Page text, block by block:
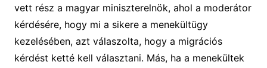
vett rész a magyar miniszterelnök, ahol a moderátor
kérdésére, hogy mi a sikere a menekültügy
kezelésében, azt válaszolta, hogy a migrációs
kérdést ketté kell választani. Más, ha a menekültek